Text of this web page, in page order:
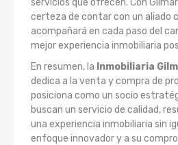
certeza de contar con un aliado
acompañará en cada paso del
mejor experiencia inmobiliaria
En resumen, la Inmobiliaria
dedica a la venta y compra de
posiciona como un socio
buscan un servicio de calidad,
una experiencia inmobiliaria sin
enfoque innovador y a su